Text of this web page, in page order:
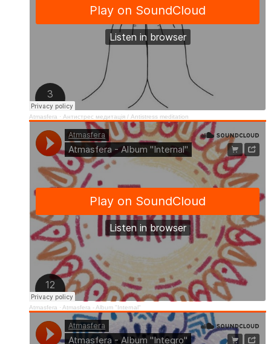
Atmasfera · Антистрес медитація / Аntistress meditation
Atmasfera · Atmasfera - Album "Internal"